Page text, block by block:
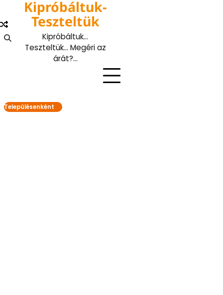
content
Kipróbáltuk-
Teszteltük
Kipróbáltuk…
Teszteltük… Megéri az
árát?…
Településenként